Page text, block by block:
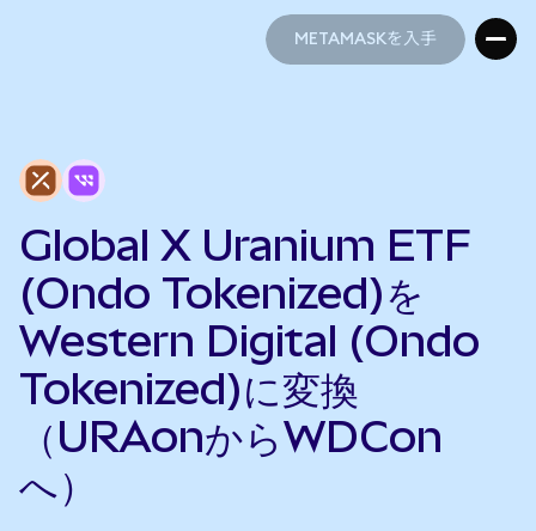
METAMASKを入手
Global X Uranium ETF
(Ondo Tokenized)を
Western Digital (Ondo
Tokenized)に変換
（URAonからWDCon
へ）